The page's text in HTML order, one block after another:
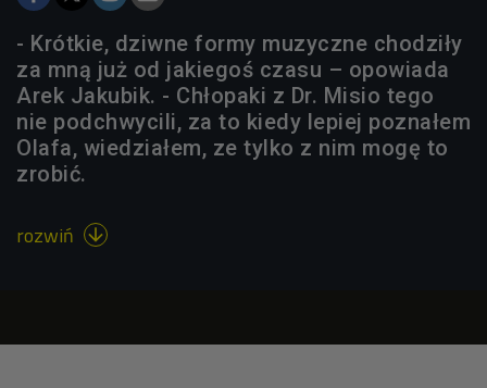
- Krótkie, dziwne formy muzyczne chodziły
za mną już od jakiegoś czasu – opowiada
Arek Jakubik. - Chłopaki z Dr. Misio tego
nie podchwycili, za to kiedy lepiej poznałem
Olafa, wiedziałem, ze tylko z nim mogę to
zrobić.
rozwiń 